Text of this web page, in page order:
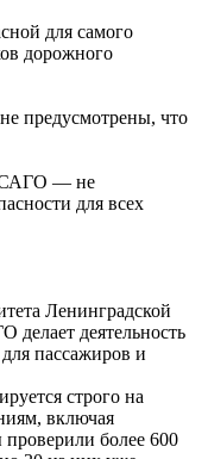
для самого
дорожного
предусмотрены, что
— не
для всех
Ленинградской
делает деятельность
пассажиров и
строго на
включая
проверили более 600